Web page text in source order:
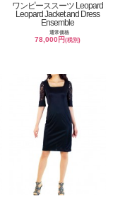
ワンピーススーツ Leopard
Leopard Jacket and Dress
Ensemble
通常価格
78,000円(税別)